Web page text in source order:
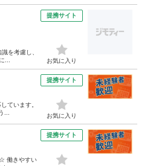
を考慮し、
...
提携サイト
お気に入り
ています。
...
提携サイト
お気に入り
働きやすい
提携サイト